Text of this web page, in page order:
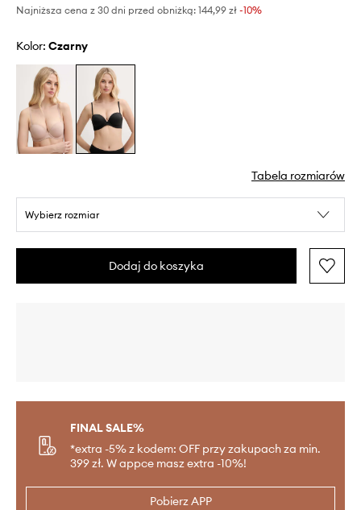
Najniższa cena z 30 dni przed obniżką: 144,99 zł -10%
Kolor: czarny
Tabela rozmiarów
Wybierz rozmiar
Dodaj do koszyka
FINAL SALE%
*extra -5% z kodem: OFF przy zakupach za min.
399 zł. W appce masz extra -10%!
Pobierz APP